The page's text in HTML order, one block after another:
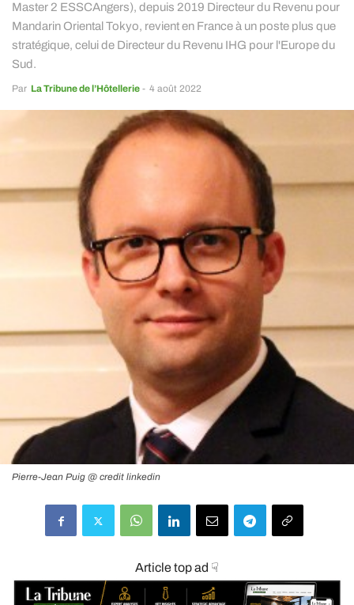
Master 2 ESSCAngers), depuis 2019 Directeur du Revenu pour
Mandarin Oriental Tokyo, revient en France à un poste plus que
stratégique, celui de Directeur du Revenu IHG pour l'Europe du
Sud.
Par La Tribune de l’Hôtellerie - 4 août 2022
Pierre-Jean Puig @ credit linkedin
Article top ad ☟